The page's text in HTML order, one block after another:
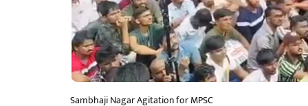
Sambhaji Nagar Agitation for MPSC